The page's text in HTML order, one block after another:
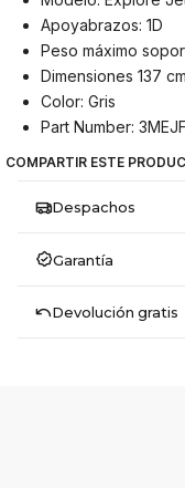
Apoyabrazos: 1D
Peso máximo
Dimensiones 137
Color: Gris
Part Number:
COMPARTIR ESTE
Despachos
Garantía
Devolución gratis